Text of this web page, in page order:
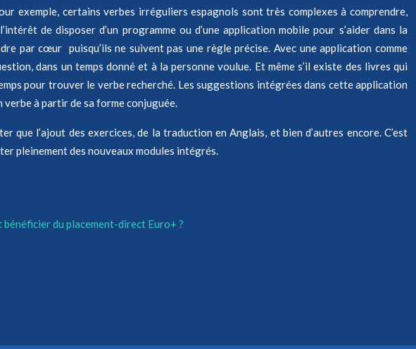
exemple, certains verbes irréguliers espagnols sont très complexes à comprendre,
de disposer d’un programme ou d’une application mobile pour s’aider dans la
par cœur puisqu’ils ne suivent pas une règle précise. Avec une application comme
dans un temps donné et à la personne voulue. Et même s’il existe des livres qui
pour trouver le verbe recherché. Les suggestions intégrées dans cette application
à partir de sa forme conjuguée.
l’ajout des exercices, de la traduction en Anglais, et bien d’autres encore. C’est
pleinement des nouveaux modules intégrés.
bénéficier du placement-direct Euro+ ?